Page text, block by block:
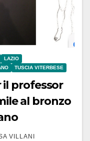
LAZIO
TUSCIA VITERBESE
il professor
al bronzo
VILLANI